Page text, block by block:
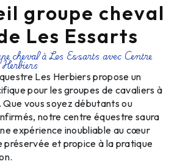
groupe cheval
Les Essarts
cheval à Les Essarts avec Centre
Herbiers
Les Herbiers propose un
pour les groupes de cavaliers à
Que vous soyez débutants ou
notre centre équestre saura
expérience inoubliable au cœur
préservée et propice à la pratique